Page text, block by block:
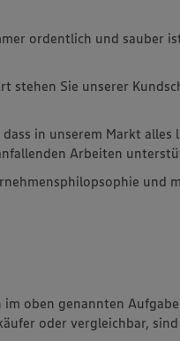
ordentlich und sauber
stehen Sie unserer
in unserem Markt alles
Arbeiten
und
oben genannten
oder vergleichbar,